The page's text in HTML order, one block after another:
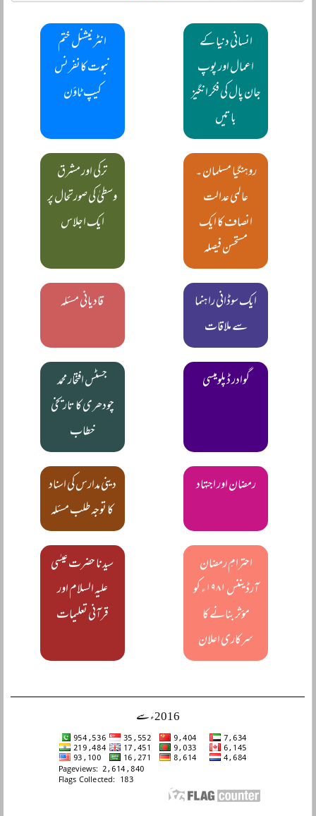
انسانی دنیا کے
اعمال اور پوپ
جان پال کی فکر انگیز
باتیں
انٹرنیشنل ختم
نبوت کانفرنس
کیپ ٹاؤن
روہنگیا مسلمان ۔
عالمی عدالت
انصاف کا ایک
مستحسن فیصلہ
ترکی اور مشرق
وسطیٰ کی صورتحال پر
ایک اجلاس
ایک سوڈانی راہنما
سے ملاقات
قادیانی مسئلہ
گوادر ڈپلومیسی
جسٹس افتخار محمد
چودھری کا تاریخی
خطاب
رمضان اور اجتہاد
دینی مدارس کی اسناد
کا توجہ طلب مسئلہ
احترامِ رمضان
آرڈیننس ۱۹۸۱ء کو
مؤثر بنانے کا
سرکاری اعلان
سیدنا حضرت عیسٰی
علیہ السلام اور
قرآنی تعلیمات
2016ء سے